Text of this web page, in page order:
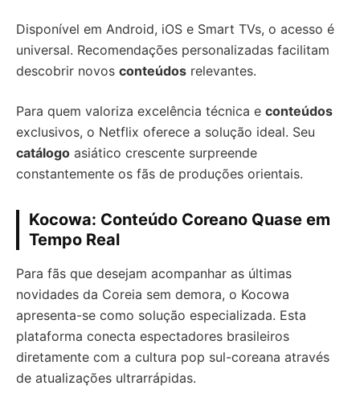
Disponível em Android, iOS e Smart TVs, o acesso é
universal. Recomendações personalizadas facilitam
descobrir novos conteúdos relevantes.
Para quem valoriza excelência técnica e conteúdos
exclusivos, o Netflix oferece a solução ideal. Seu
catálogo asiático crescente surpreende
constantemente os fãs de produções orientais.
Kocowa: Conteúdo Coreano Quase em
Tempo Real
Para fãs que desejam acompanhar as últimas
novidades da Coreia sem demora, o Kocowa
apresenta-se como solução especializada. Esta
plataforma conecta espectadores brasileiros
diretamente com a cultura pop sul-coreana através
de atualizações ultrarrápidas.